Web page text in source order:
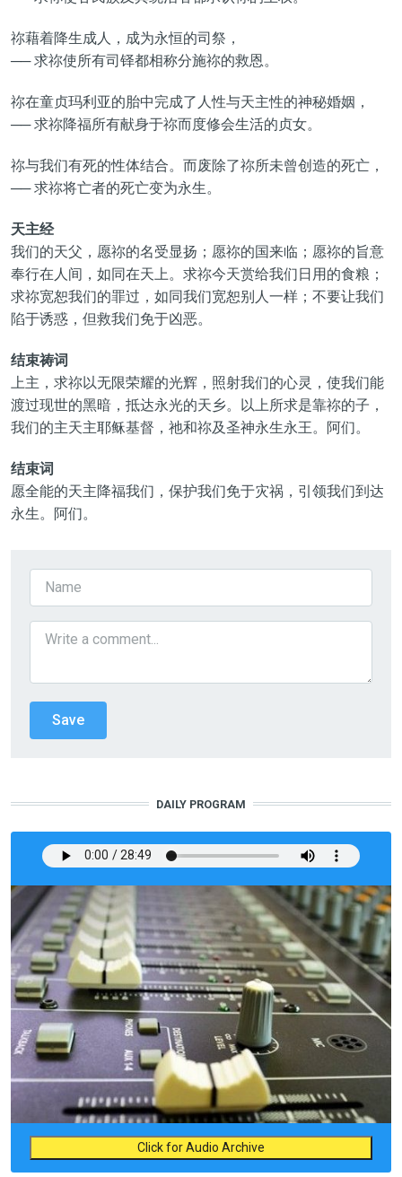
祢藉着降生成人，成为永恒的司祭，
── 求祢使所有司铎都相称分施祢的救恩。
祢在童贞玛利亚的胎中完成了人性与天主性的神秘婚姻，
── 求祢降福所有献身于祢而度修会生活的贞女。
祢与我们有死的性体结合。而废除了祢所未曾创造的死亡，
── 求祢将亡者的死亡变为永生。
天主经
我们的天父，愿祢的名受显扬；愿祢的国来临；愿祢的旨意
奉行在人间，如同在天上。求祢今天赏给我们日用的食粮；
求祢宽恕我们的罪过，如同我们宽恕别人一样；不要让我们
陷于诱惑，但救我们免于凶恶。
结束祷词
上主，求祢以无限荣耀的光辉，照射我们的心灵，使我们能
渡过现世的黑暗，抵达永光的天乡。以上所求是靠祢的子，
我们的主天主耶稣基督，祂和祢及圣神永生永王。阿们。
结束词
愿全能的天主降福我们，保护我们免于灾祸，引领我们到达
永生。阿们。
DAILY PROGRAM
Click for Audio Archive